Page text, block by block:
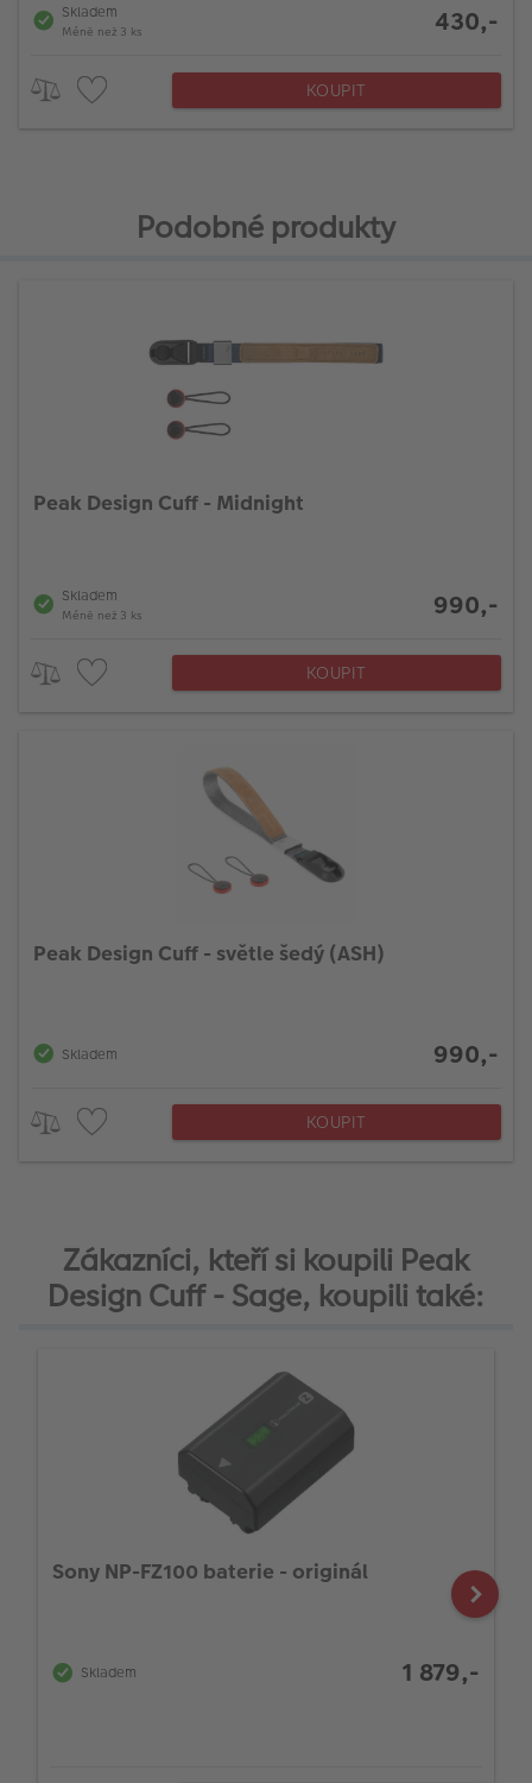
Skladem
Méně než 3 ks 430,-
KOUPIT
Podobné produkty
Peak Design Cuff - Midnight
Skladem
Méně než 3 ks 990,-
KOUPIT
Peak Design Cuff - světle šedý (ASH)
Skladem 990,-
KOUPIT
Zákazníci, kteří si koupili Peak
Design Cuff - Sage, koupili také:
Sony NP-FZ100 baterie - originál
Skladem 1 879,-